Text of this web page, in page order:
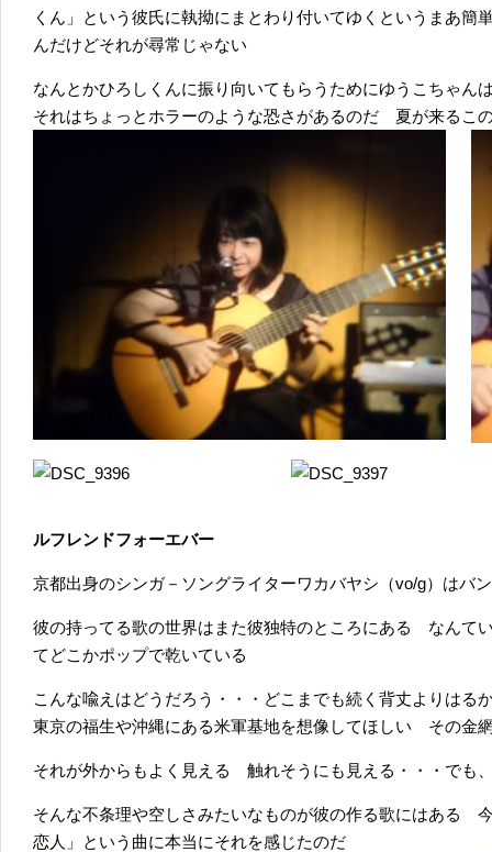
くん」という彼氏に執拗にまとわり付いてゆくというまあ簡
んだけどそれが尋常じゃない
なんとかひろしくんに振り向いてもらうためにゆうこちゃん
それはちょっとホラーのような恐さがあるのだ 夏が来るこ
ルフレンドフォーエバー
京都出身のシンガ－ソングライターワカバヤシ（vo/g）はバ
彼の持ってる歌の世界はまた彼独特のところにある なんて
てどこかポップで乾いている
こんな喩えはどうだろう・・・どこまでも続く背丈よりはる
東京の福生や沖縄にある米軍基地を想像してほしい その金
それが外からもよく見える 触れそうにも見える・・・でも
そんな不条理や空しさみたいなものが彼の作る歌にはある
恋人」という曲に本当にそれを感じたのだ